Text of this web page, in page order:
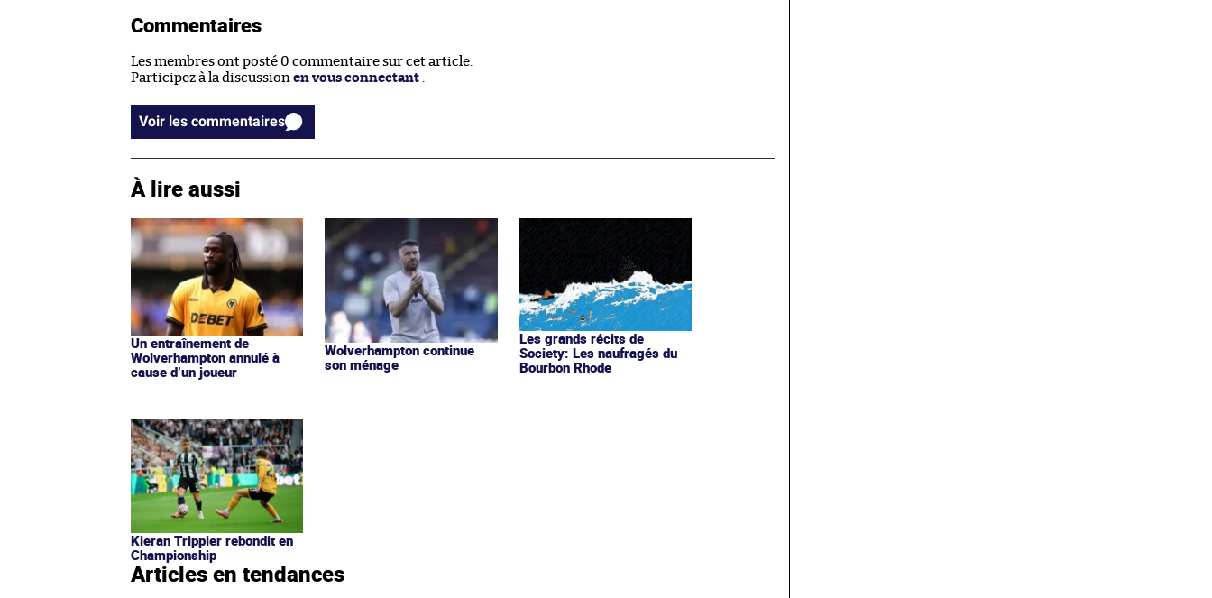
Commentaires
Les membres ont posté 0 commentaire sur cet article.
Participez à la discussion en vous connectant .
Voir les commentaires
À lire aussi
Un entraînement de
Wolverhampton annulé à
cause d’un joueur
Wolverhampton continue
son ménage
Les grands récits de
Society: Les naufragés du
Bourbon Rhode
Kieran Trippier rebondit en
Championship
Articles en tendances